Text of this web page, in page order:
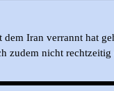
Iran verrannt hat
zudem nicht